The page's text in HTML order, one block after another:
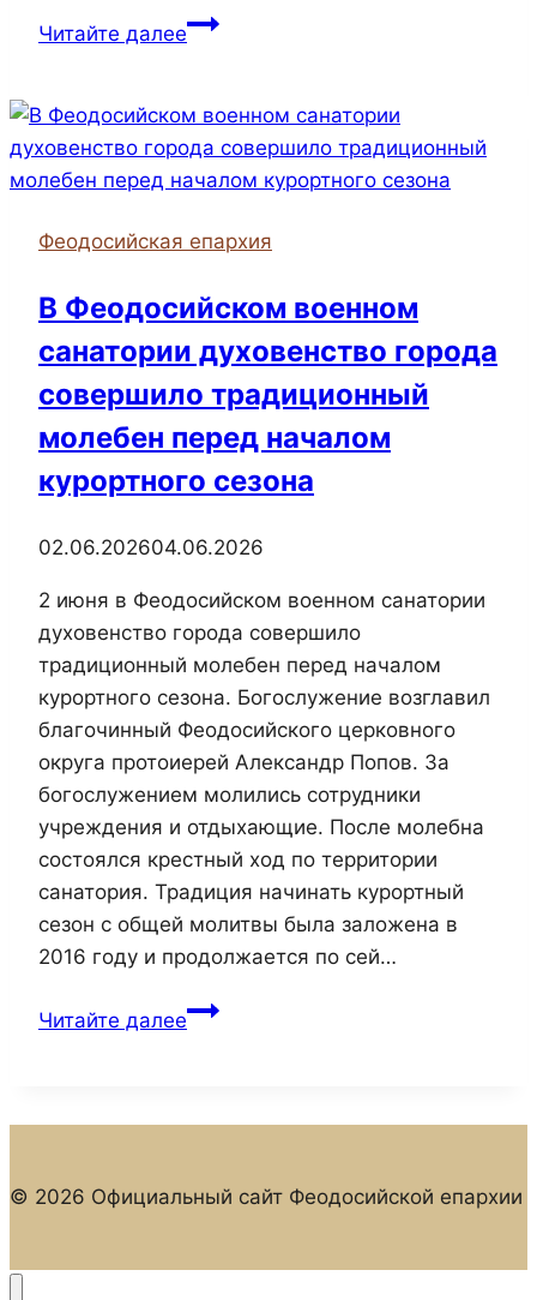
Читайте далееСостоялась
епископа
Илариона
с
Управления
города
Керчи
Феодосийская епархия
В Феодосийском военном
санатории духовенство города
совершило традиционный
молебен перед началом
курортного сезона
02.06.202604.06.2026
2 июня в Феодосийском военном санатории
духовенство города совершило
традиционный молебен перед началом
курортного сезона. Богослужение возглавил
благочинный Феодосийского церковного
округа протоиерей Александр Попов. За
богослужением молились сотрудники
учреждения и отдыхающие. После молебна
состоялся крестный ход по территории
санатория. Традиция начинать курортный
сезон с общей молитвы была заложена в
2016 году и продолжается по сей…
Читайте далееВ
совершило
молебен
© 2026 Официальный сайт Феодосийской епархии